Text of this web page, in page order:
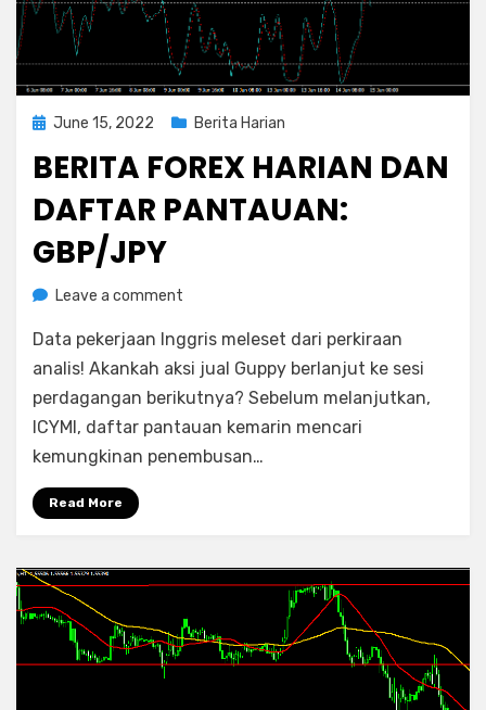
Posted
June 15, 2022 Berita Harian
BERITA FOREX HARIAN DAN
DAFTAR PANTAUAN:
GBP/JPY
byRediyus Putra
Leave a comment
Forex
Harian
dan
Pantauan:
GBP/JPY
Data pekerjaan Inggris meleset dari perkiraan
analis! Akankah aksi jual Guppy berlanjut ke sesi
perdagangan berikutnya? Sebelum melanjutkan,
ICYMI, daftar pantauan kemarin mencari
kemungkinan penembusan…
Read More